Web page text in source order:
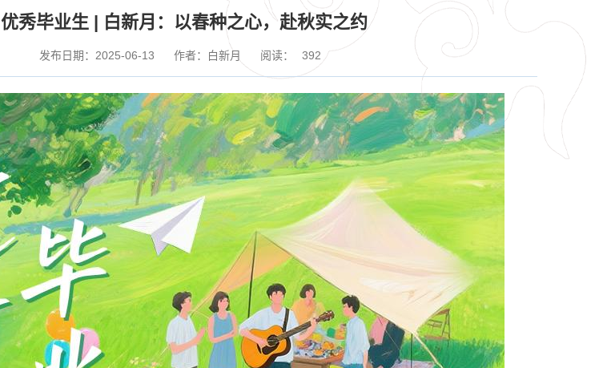
优秀毕业生 | 白新月：以春种之心，赴秋实之约
发布日期：2025-06-13 作者：白新月 阅读： 392